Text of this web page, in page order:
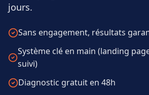
jours.
Sans engagement, résultats
Système clé en main (landing
suivi)
Diagnostic gratuit en 48h